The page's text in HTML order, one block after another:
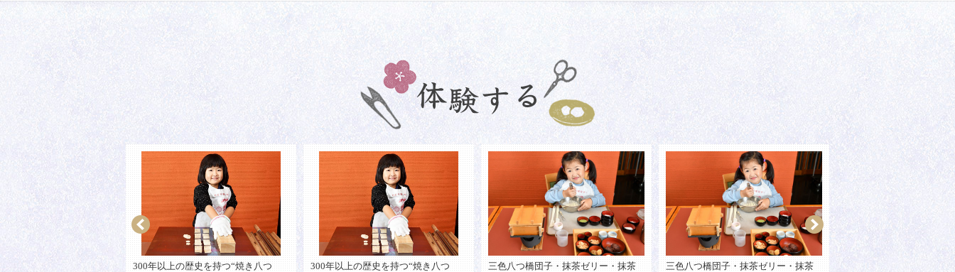
歴史を持つ“焼き八つ
300年以上の歴史を持つ“焼き八つ
三色八つ橋団子・抹茶ゼリー・抹茶
三色八つ橋団子・抹茶ゼリー・抹茶
「京都下鴨神社の奉納和菓子」みた
京都発祥の「生麩」を使